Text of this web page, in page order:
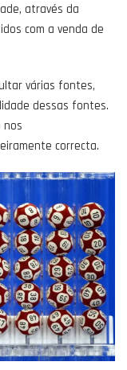
através da
com a venda de
várias fontes,
dessas fontes.
nos
correcta.